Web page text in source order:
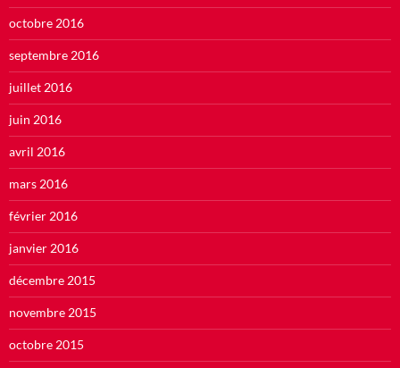
octobre 2016
septembre 2016
juillet 2016
juin 2016
avril 2016
mars 2016
février 2016
janvier 2016
décembre 2015
novembre 2015
octobre 2015